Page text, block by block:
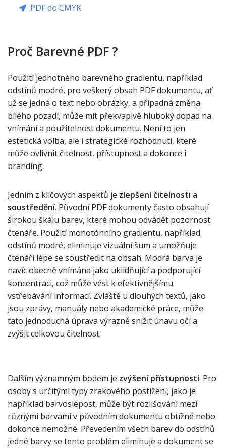
PDF do CMYK
Proč Barevné PDF ?
Použití jednotného barevného gradientu, například
odstínů modré, pro veškerý obsah PDF dokumentu, ať
už se jedná o text nebo obrázky, a případná změna
bílého pozadí, může mít překvapivě hluboký dopad na
vnímání a použitelnost dokumentu. Není to jen
estetická volba, ale i strategické rozhodnutí, které
může ovlivnit čitelnost, přístupnost a dokonce i
branding.
Jedním z klíčových aspektů je zlepšení čitelnosti a
soustředění. Původní PDF dokumenty často obsahují
širokou škálu barev, které mohou odvádět pozornost
čtenáře. Použití monotónního gradientu, například
odstínů modré, eliminuje vizuální šum a umožňuje
čtenáři lépe se soustředit na obsah. Modrá barva je
navíc obecně vnímána jako uklidňující a podporující
koncentraci, což může vést k efektivnějšímu
vstřebávání informací. Zvláště u dlouhých textů, jako
jsou zprávy, manuály nebo akademické práce, může
tato jednoduchá úprava výrazně snížit únavu očí a
zvýšit celkovou čitelnost.
Dalším významným bodem je zvýšení přístupnosti. Pro
osoby s určitými typy zrakového postižení, jako je
například barvoslepost, může být rozlišování mezi
různými barvami v původním dokumentu obtížné nebo
dokonce nemožné. Převedením všech barev do odstínů
jedné barvy se tento problém eliminuje a dokument se